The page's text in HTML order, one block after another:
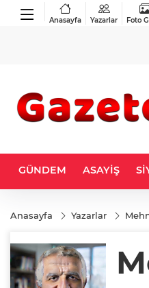
Anasayfa Yazarlar Foto
GÜNDEM ASAYİŞ
Anasayfa Yazarlar